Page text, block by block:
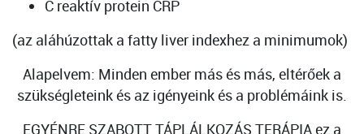
C reaktív protein CRP
(az aláhúzottak a fatty liver indexhez a minimumok)
Alapelvem: Minden ember más és más, eltérőek a
szükségleteink és az igényeink és a problémáink is.
EGYÉNRE SZABOTT TÁPLÁLKOZÁS TERÁPIA ez a